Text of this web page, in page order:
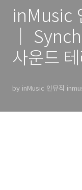
inMusic
｜
사운드
음악,
by inMusic 인뮤직